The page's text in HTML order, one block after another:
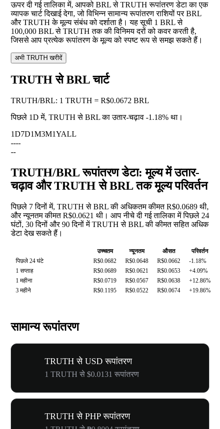
ऊपर दी गई तालिका में, आपको BRL से TRUTH रूपांतरण डेटा का एक
व्यापक चार्ट दिखाई देगा, जो विभिन्न सामान्य रूपांतरण राशियों पर BRL
और TRUTH के मूल्य संबंध को दर्शाता है। यह सूची 1 BRL से
100,000 BRL से TRUTH तक की विनिमय दरों को कवर करती है,
जिससे आप प्रत्येक रूपांतरण के मूल्य को स्पष्ट रूप से समझ सकते हैं।
अभी TRUTH खरीदें
TRUTH से BRL चार्ट
TRUTH/BRL: 1 TRUTH = R$0.0672 BRL
पिछले 1D में, TRUTH से BRL का उतार-चढ़ाव -1.18% था।
1D7D1M3M1YALL
----
--
TRUTH/BRL रूपांतरण डेटा: मूल्य में उतार-
चढ़ाव और TRUTH से BRL तक मूल्य परिवर्तन
पिछले 7 दिनों में, TRUTH से BRL की अधिकतम कीमत R$0.0689 थी,
और न्यूनतम कीमत R$0.0621 थी। आप नीचे दी गई तालिका में पिछले 24
घंटों, 30 दिनों और 90 दिनों में TRUTH से BRL की कीमत सहित अधिक
डेटा देख सकते हैं।
उच्चतम न्यूनतम औसत
परिवर्तन
पिछले 24 घंटे
R$0.0682 R$0.0648 R$0.0662
-1.18%
1 सप्ताह
R$0.0689 R$0.0621 R$0.0653
+4.09%
1 महीना
R$0.0719 R$0.0567 R$0.0638
+12.86%
3 महीने
R$0.1195 R$0.0522 R$0.0674 +19.86%
सामान्य रूपांतरण
TRUTH से USD रूपांतरण
1 TRUTH से $0.0131 रूपांतरण
TRUTH से PHP रूपांतरण